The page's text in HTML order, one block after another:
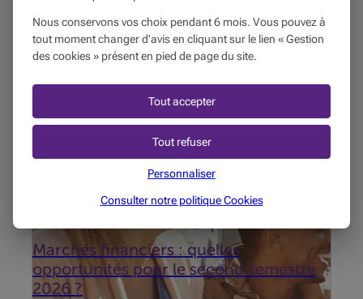
également vous intéresser...
Marchés financiers : quelles
opportunités pour le second semestre
2026 ?
Entre tensions géopolitiques et révolution de l’IA, les
marchés restent résilients. Quels thèmes privilégier
Nous conservons vos choix pendant 6 mois. Vous pouvez à
tout moment changer d’avis en cliquant sur le lien « Gestion
des cookies » présent en pied de page du site.
Tout accepter
Tout refuser
Personnaliser
Consulter notre politiqueCookies